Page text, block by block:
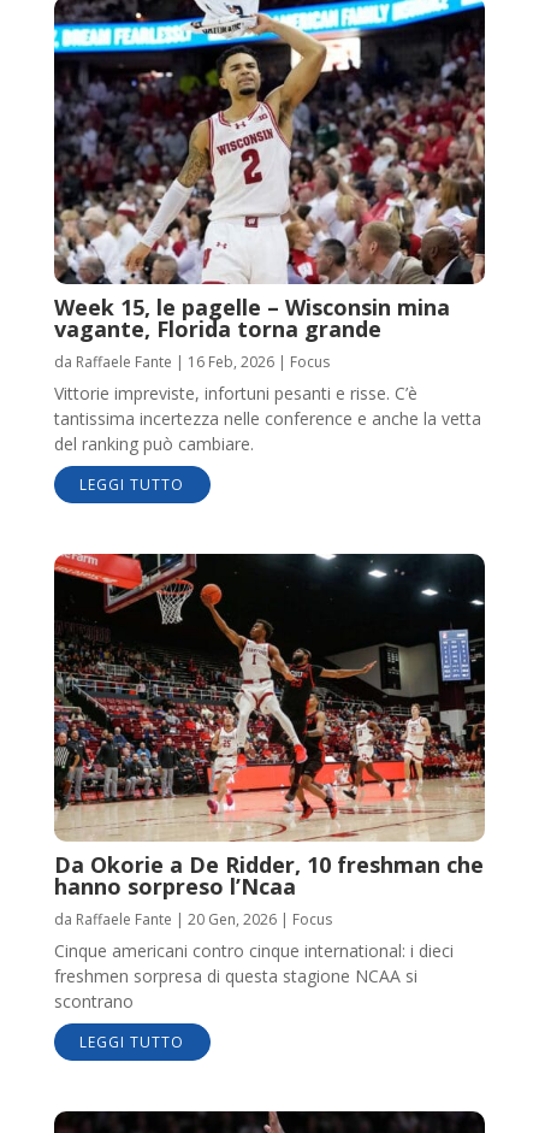
Week 15, le pagelle – Wisconsin mina
vagante, Florida torna grande
da Raffaele Fante | 16 Feb, 2026| Focus
Vittorie impreviste, infortuni pesanti e risse. C’è
tantissima incertezza nelle conference e anche la vetta
del ranking può cambiare.
LEGGI TUTTO
Da Okorie a De Ridder, 10 freshman che
hanno sorpreso l’Ncaa
da Raffaele Fante | 20 Gen, 2026| Focus
Cinque americani contro cinque international: i dieci
freshmen sorpresa di questa stagione NCAA si
scontrano
LEGGI TUTTO